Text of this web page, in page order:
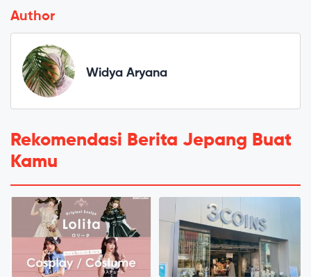
Author
Widya Aryana
Rekomendasi Berita Jepang Buat
Kamu